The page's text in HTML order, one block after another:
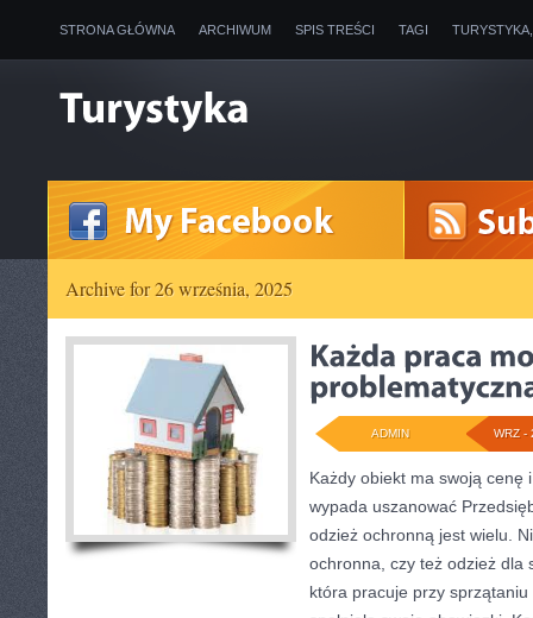
STRONA GŁÓWNA ARCHIWUM SPIS TREŚCI TAGI
Archive for 26 września, 2025
WRZ -
ADMIN
Każdy obiekt ma swoją cenę
wypada uszanować
odzież ochronną jest wielu.
ochronna, czy też odzież dla
która pracuje przy